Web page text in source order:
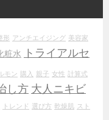
形 アンチエイジング 美容家
粧水
トライアルセ
モン 購入 親子 女性 計算式
し方 大人ニキビ
トレンド 選び方 乾燥肌 スト